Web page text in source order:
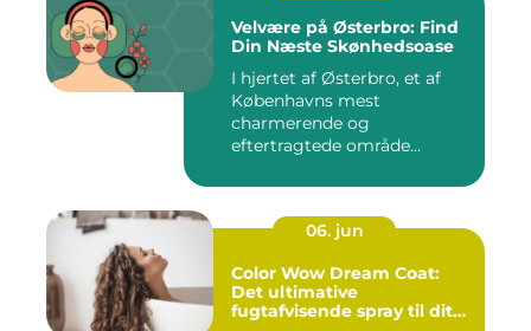
Velvære på Østerbro: Find
Din Næste Skønhedsoase
I hjertet af Østerbro, et af
Københavns mest
charmerende og
eftertragtede område...
06. jun
Color Wow Dream Coat:
Det ultimative
fugtafvisende spray til dit